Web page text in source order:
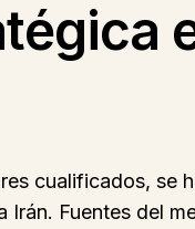
cualificados,
Fuentes del